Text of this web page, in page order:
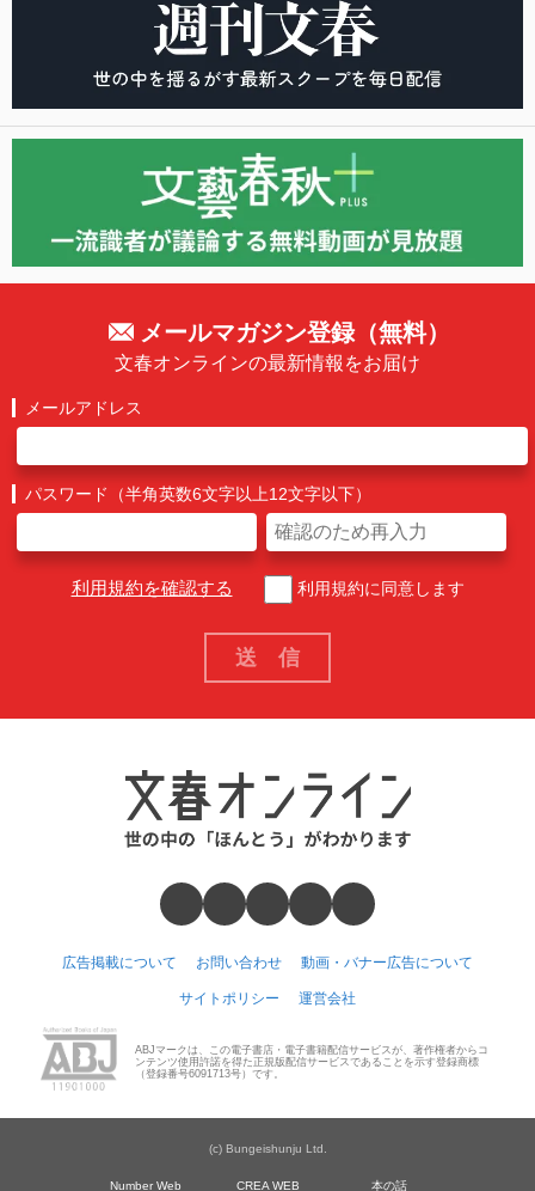
メールマガジン登録（無料）
文春オンラインの最新情報をお届け
メールアドレス
パスワード（半角英数6文字以上12文字以下）
利用規約を確認する 利用規約に同意します
広告掲載について お問い合わせ 動画・バナー広告について
サイトポリシー 運営会社
ABJマークは、この電子書店・電子書籍配信サービスが、著作権者からコ
ンテンツ使用許諾を得た正規版配信サービスであることを示す登録商標
（登録番号6091713号）です。
(c) Bungeishunju Ltd.
Number Web CREA WEB 本の話